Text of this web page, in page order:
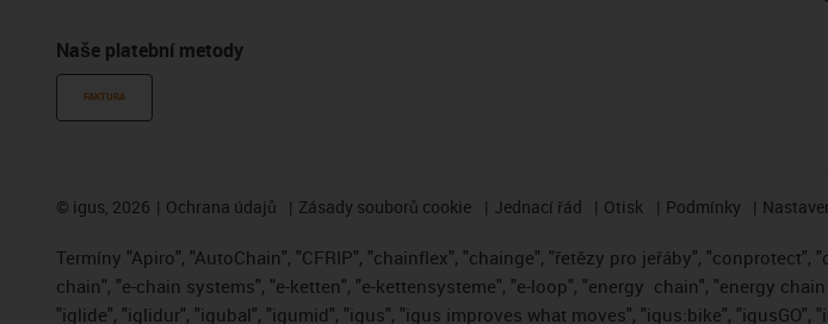
Naše platební metody
FAKTURA
© igus, 2026 Ochrana údajů Zásady souborů cookie Jednací řád Otisk Podmínky
Termíny "Apiro", "AutoChain", "CFRIP", "chainflex", "chainge", "řetězy pro jeřáby",
chain", "e-chain systems", "e-ketten", "e-kettensysteme", "e-loop", "energy chain", "energy
"iglide", "iglidur", "igubal", "igumid", "igus", "igus improves what moves", "igus:bike", "igusGO",